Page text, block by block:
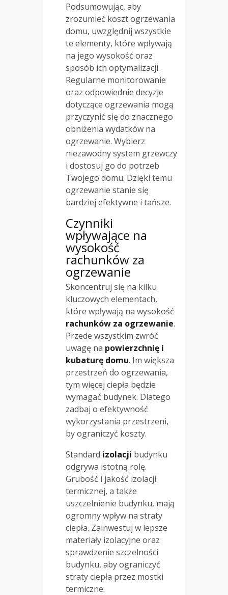
Podsumowując, aby
zrozumieć koszt ogrzewania
domu, uwzględnij wszystkie
te elementy, które wpływają
na jego wysokość oraz
sposób ich optymalizacji.
Regularne monitorowanie
oraz odpowiednie decyzje
dotyczące ogrzewania mogą
przyczynić się do znacznego
obniżenia wydatków na
ogrzewanie. Wybierz
niezawodny system grzewczy
i dostosuj go do potrzeb
Twojego domu. Dzięki temu
ogrzewanie stanie się
bardziej efektywne i tańsze.
Czynniki
wpływające na
wysokość
rachunków za
ogrzewanie
Skoncentruj się na kilku
kluczowych elementach,
które wpływają na wysokość
rachunków za ogrzewanie.
Przede wszystkim zwróć
uwagę na powierzchnię i
kubaturę domu. Im większa
przestrzeń do ogrzewania,
tym więcej ciepła będzie
wymagać budynek. Dlatego
zadbaj o efektywność
wykorzystania przestrzeni,
by ograniczyć koszty.
Standard izolacji budynku
odgrywa istotną rolę.
Grubość i jakość izolacji
termicznej, a także
uszczelnienie budynku, mają
ogromny wpływ na straty
ciepła. Zainwestuj w lepsze
materiały izolacyjne oraz
sprawdzenie szczelności
budynku, aby ograniczyć
straty ciepła przez mostki
termiczne.